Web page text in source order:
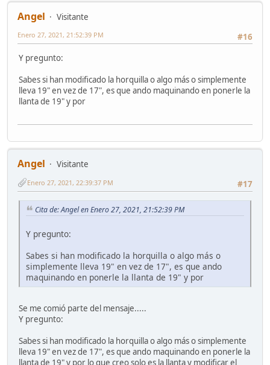
Angel
Visitante
#16
Enero 27, 2021, 21:52:39 PM
Y pregunto:
Sabes si han modificado la horquilla o algo más o simplemente
lleva 19" en vez de 17", es que ando maquinando en ponerle la
llanta de 19" y por
Angel
Visitante
#17
Enero 27, 2021, 22:39:37 PM
Cita de: Angel en Enero 27, 2021, 21:52:39 PM
Y pregunto:
Sabes si han modificado la horquilla o algo más o
simplemente lleva 19" en vez de 17", es que ando
maquinando en ponerle la llanta de 19" y por
Se me comió parte del mensaje.....
Y pregunto:
Sabes si han modificado la horquilla o algo más o simplemente
lleva 19" en vez de 17", es que ando maquinando en ponerle la
llanta de 19" y por lo que creo solo es la llanta y modificar el